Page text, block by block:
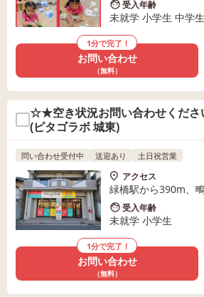
受入年齢
未就学 小学生 中学
1分で完了！
お問い合わせ
（無料）
☆★空き状況お問い合わせください★☆
(ピタゴラボ 城東)
問い合わせ受付中 送迎あり 土日祝営業
アクセス
緑橋駅から390m、
受入年齢
未就学 小学生
1分で完了！
お問い合わせ
（無料）